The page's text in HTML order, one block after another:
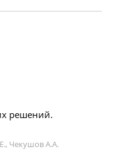
решений.
Чекушов А.А.